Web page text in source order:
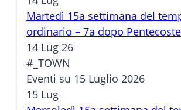
Martedì 15a settimana del
ordinario – 7a dopo Pentecoste
14 Lug 26
#_TOWN
Eventi su 15 Luglio 2026
15 Lug